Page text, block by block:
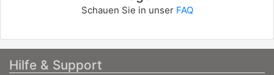
Schauen Sie in unser FAQ
Hilfe & Support